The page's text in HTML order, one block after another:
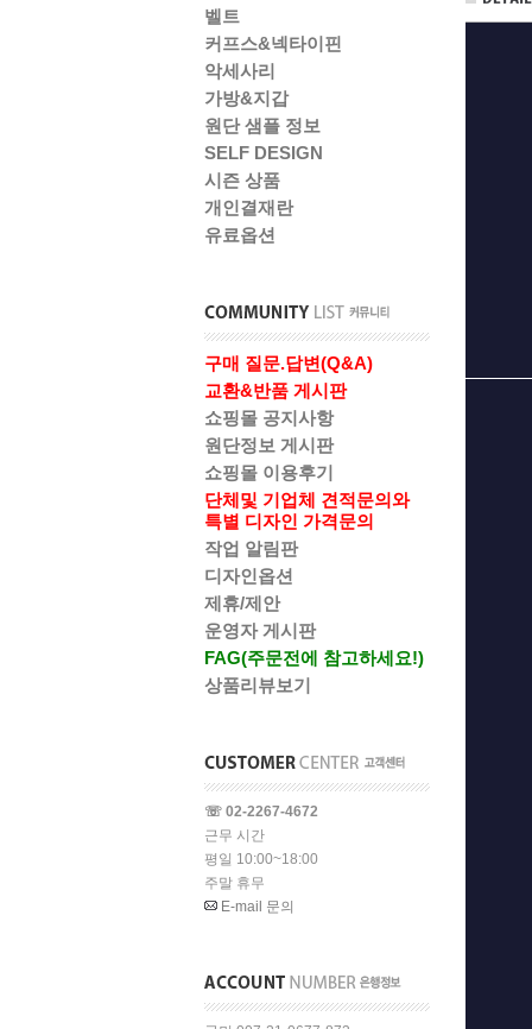
벨트
커프스&넥타이핀
악세사리
가방&지갑
원단 샘플 정보
SELF DESIGN
시즌 상품
개인결재란
유료옵션
구매 질문.답변(Q&A)
교환&반품 게시판
쇼핑몰 공지사항
원단정보 게시판
쇼핑몰 이용후기
단체및 기업체 견적문의와
특별 디자인 가격문의
작업 알림판
디자인옵션
제휴/제안
운영자 게시판
FAG(주문전에 참고하세요!)
상품리뷰보기
☏ 02-2267-4672
근무 시간
평일 10:00~18:00
주말 휴무
E-mail 문의